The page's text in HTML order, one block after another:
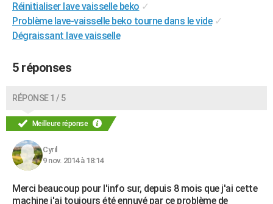
Réinitialiser lave vaisselle beko ✓
Problème lave-vaisselle beko tourne dans le vide ✓
Dégraissant lave vaisselle
5 réponses
RÉPONSE 1 / 5
Meilleure réponse
Cyril
9 nov. 2014 à 18:14
Merci beaucoup pour l'info sur, depuis 8 mois que j'ai cette
machine j'ai toujours été ennuyé par ce problème de